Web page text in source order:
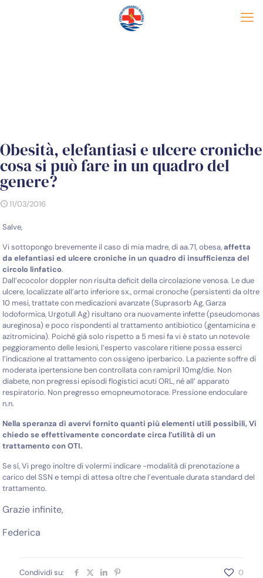
Obesità, elefantiasi e ulcere croniche
cosa si può fare in un quadro del
genere?
11/03/2016
Salve,
Vi sottopongo brevemente il caso di mia madre, di aa.71, obesa,affetta
da elefantiasi ed ulcere croniche in un quadro di insufficienza del
circolo linfatico.
Dall’ecocolor doppler non risulta deficit della circolazione venosa. Le due
ulcere, localizzate all’arto inferiore sx., ormai cronoche (persistenti da oltre
10 mesi, trattate con medicazioni avanzate (Suprasorb Ag, Garza
Iodoformica, Urgotull Ag) risultano ora nuovamente infette (pseudomonas
aureginosa) e poco rispondenti al trattamento antibiotico (gentamicina e
azitromicina). Poiché già solo rispetto a 5 mesi fa vi è stato un notevole
peggioramento delle lesioni, l’esperto vascolare ritiene possa esserci
l’indicazione al trattamento con ossigeno iperbarico. La paziente soffre di
moderata ipertensione ben controllata con ramipril 10mg/die. Non
diabete, non pregressi episodi flogistici acuti ORL, né all’ apparato
respiratorio. Non pregresso emopneumotorace. Pressione endoculare
n.n.
Nella speranza di avervi fornito quanti più elementi utili possibili, Vi
chiedo se effettivamente concordate circa l’utilità di un
trattamento con OTI.
Se sí, Vi prego inoltre di volermi indicare -modalità di prenotazione a
carico del SSN e tempi di attesa oltre che l’eventuale durata standard del
trattamento.
Grazie infinite,
Federica
Condividi su: 0